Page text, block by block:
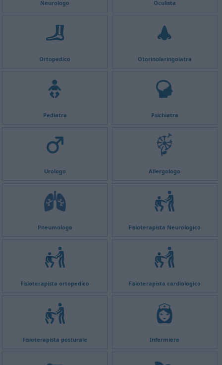
Neurologo Oculista
Ortopedico Otorinolaringoiatra
Pediatra Psichiatra
Urologo Allergologo
Pneumologo Fisioterapista Neurologico
Fisioterapista ortopedico Fisioterapista cardiologico
Fisioterapista posturale Infermiere